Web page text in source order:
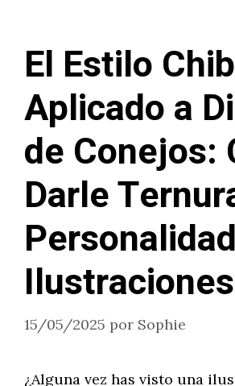
El Estilo
Aplicado a
de Conejos:
Darle
Ilustraciones
15/05/2025 por Sophie
¿Alguna vez has visto una